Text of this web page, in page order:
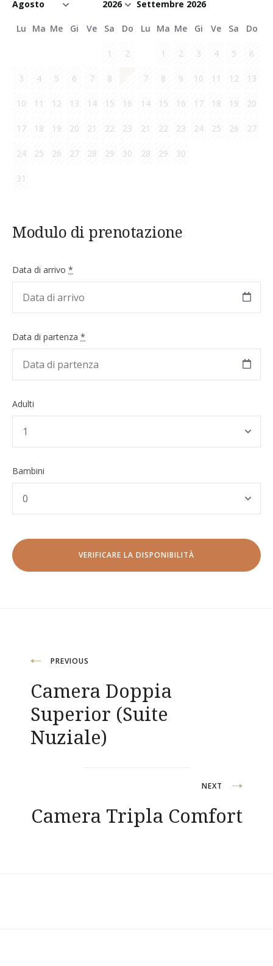
Lu Ma Me Gi Ve Sa Do
1 2
3 4 5 6 7 8
10 11 12 13 14 15 16
17 18 19 20 21 22 23
24 25 26 27 28 29 30
31
Settembre 2026
Lu Ma Me Gi Ve Sa Do
1 2 3 4 5 6
7 8 9 10 11 12 13
14 15 16 17 18 19 20
21 22 23 24 25 26 27
28 29 30
Modulo di prenotazione
Data di arrivo *
Data di partenza *
Adulti
Bambini
Navigazione
articoli
PREVIOUS
Camera Doppia
Superior (Suite
Nuziale)
NEXT
Camera Tripla Comfort